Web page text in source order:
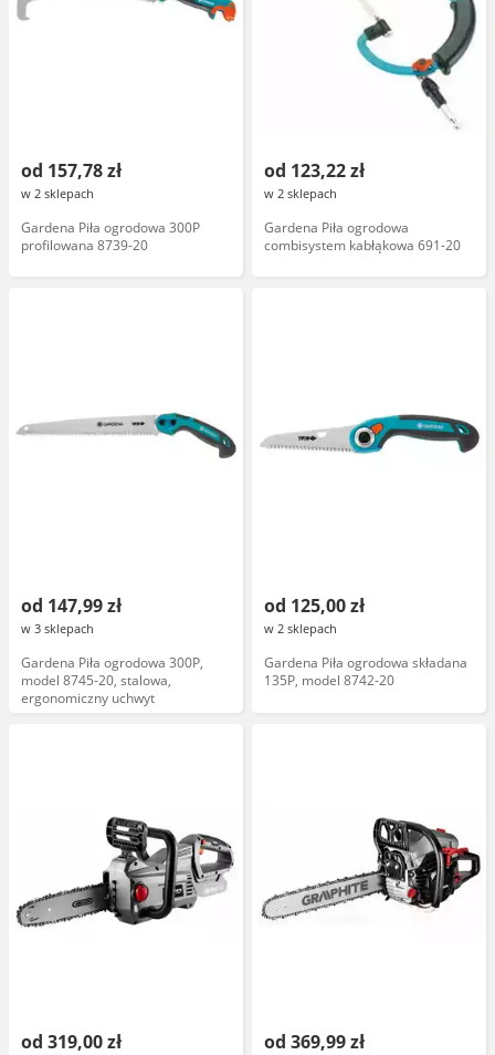
od 157,78 zł
w 2 sklepach
Gardena Piła ogrodowa 300P
profilowana 8739-20
od 123,22 zł
w 2 sklepach
Gardena Piła ogrodowa
combisystem kabłąkowa 691-20
od 147,99 zł
w 3 sklepach
Gardena Piła ogrodowa 300P,
model 8745-20, stalowa,
ergonomiczny uchwyt
od 125,00 zł
w 2 sklepach
Gardena Piła ogrodowa składana
135P, model 8742-20
od 319,00 zł od 369,99 zł